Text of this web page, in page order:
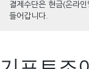
결제수단은 현금(온라
들어갑니다.